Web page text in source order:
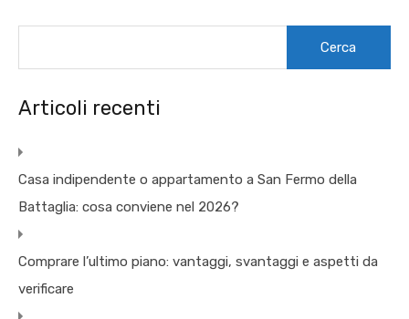
Articoli recenti
Casa indipendente o appartamento a San Fermo della
Battaglia: cosa conviene nel 2026?
Comprare l’ultimo piano: vantaggi, svantaggi e aspetti da
verificare